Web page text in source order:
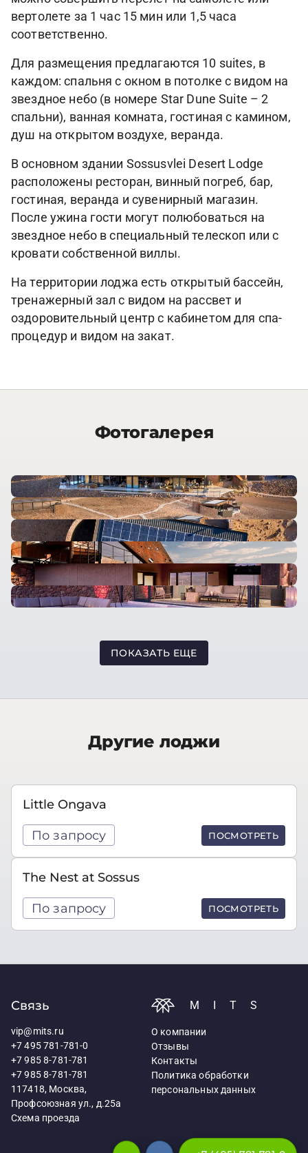
вертолете за 1 час 15 мин или 1,5 часа
соответственно.
Для размещения предлагаются 10 suites, в
каждом: спальня с окном в потолке с видом на
звездное небо (в номере Star Dune Suite – 2
спальни), ванная комната, гостиная с камином,
душ на открытом воздухе, веранда.
В основном здании Sossusvlei Desert Lodge
расположены ресторан, винный погреб, бар,
гостиная, веранда и сувенирный магазин.
После ужина гости могут полюбоваться на
звездное небо в специальный телескоп или с
кровати собственной виллы.
На территории лоджа есть открытый бассейн,
тренажерный зал с видом на рассвет и
оздоровительный центр с кабинетом для спа-
процедур и видом на закат.
Фотогалерея
ПОКАЗАТЬ ЕЩЕ
Другие лоджи
Little Ongava
По запросу ПОСМОТРЕТЬ
The Nest at Sossus
По запросу ПОСМОТРЕТЬ
Связь
vip@mits.ru
+7 495 781-781-0
+7 985 8-781-781
+7 985 8-781-781
117418, Москва,
Профсоюзная ул., д.25а
Схема проезда
MITS
О компании
Отзывы
Контакты
Политика обработки
персональных данных